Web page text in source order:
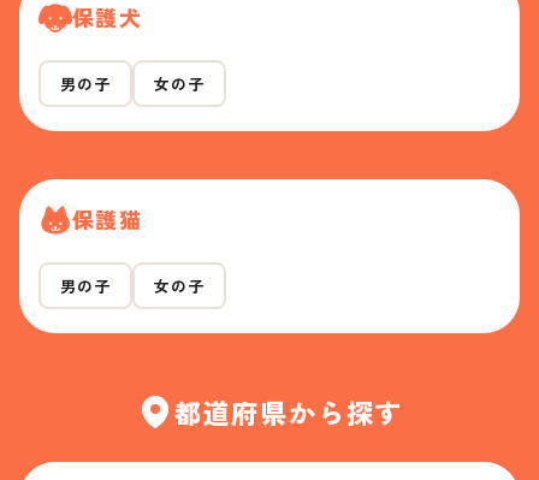
保護犬
男の子 女の子
保護猫
男の子 女の子
都道府県から探す